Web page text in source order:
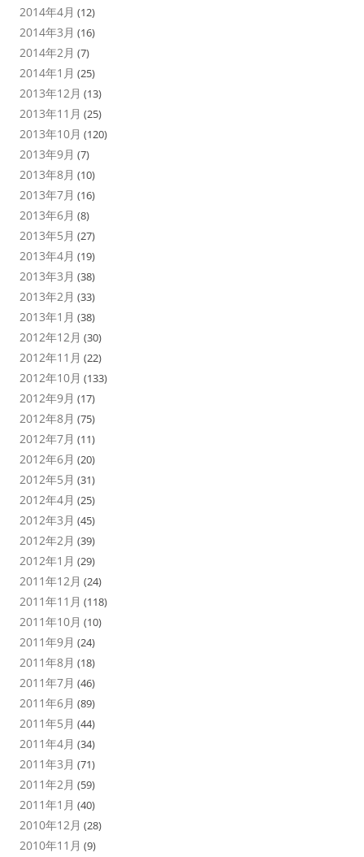
2014年4月 (12)
2014年3月 (16)
2014年2月 (7)
2014年1月 (25)
2013年12月 (13)
2013年11月 (25)
2013年10月 (120)
2013年9月 (7)
2013年8月 (10)
2013年7月 (16)
2013年6月 (8)
2013年5月 (27)
2013年4月 (19)
2013年3月 (38)
2013年2月 (33)
2013年1月 (38)
2012年12月 (30)
2012年11月 (22)
2012年10月 (133)
2012年9月 (17)
2012年8月 (75)
2012年7月 (11)
2012年6月 (20)
2012年5月 (31)
2012年4月 (25)
2012年3月 (45)
2012年2月 (39)
2012年1月 (29)
2011年12月 (24)
2011年11月 (118)
2011年10月 (10)
2011年9月 (24)
2011年8月 (18)
2011年7月 (46)
2011年6月 (89)
2011年5月 (44)
2011年4月 (34)
2011年3月 (71)
2011年2月 (59)
2011年1月 (40)
2010年12月 (28)
2010年11月 (9)